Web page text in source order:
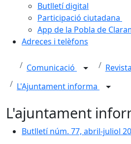
Butlletí digital
Participació ciutadana
App de la Pobla de
Adreces i telèfons
Comunicació
L'Ajuntament informa
L'ajuntament
Butlletí núm. 77, abril-juliol